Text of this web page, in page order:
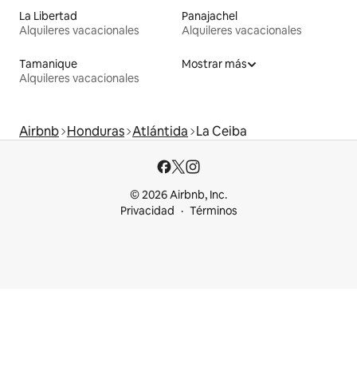
La Libertad
Alquileres vacacionales
Panajachel
Alquileres vacacionales
Tamanique
Alquileres vacacionales
Mostrar más
Airbnb Honduras Atlántida La Ceiba
© 2026 Airbnb, Inc.
Privacidad
Términos